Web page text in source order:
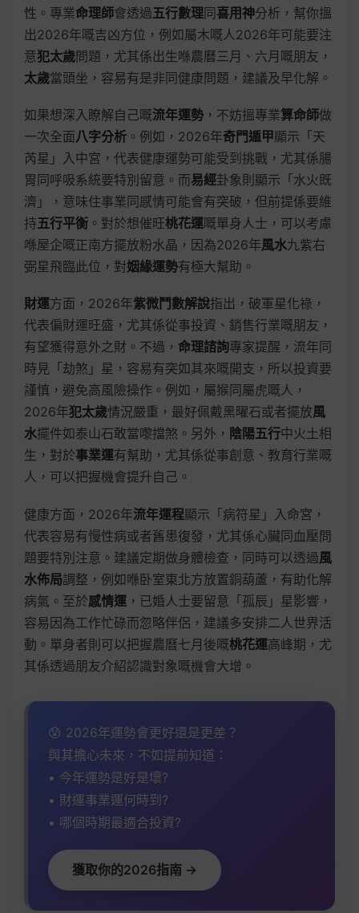
性。專業命理師會透過五行數理同喜用神分析，幫你搵
出2026年嘅吉凶方位，例如屬木嘅人2026年可能要注
意犯太歲問題，尤其係出生喺農曆三月、六月嘅朋友，
太歲當頭坐，容易有是非同健康問題，建議及早化解。
如果想深入瞭解自己嘅流年運勢 ，不妨搵專業算命師做
一次全面八字分析 。例如，2026年奇門遁甲顯示「天
芮星」入中宮，代表健康運勢可能受到挑戰，尤其係腸
胃同呼吸系統要特別留意。而易經卦象則顯示「水火既
濟」，意味住事業同感情可能會有突破，但前提係要維
持五行平衡 。對於想催旺桃花運嘅單身人士，可以考慮
喺屋企嘅正南方擺放粉水晶，因為2026年風水九紫右
弼星飛臨此位，對姻緣運勢有極大幫助。
財運方面，2026年紫微鬥數解說指出，破軍星化祿，
代表偏財運旺盛，尤其係從事投資、銷售行業嘅朋友，
有望獲得意外之財。不過， 命理諮詢專家提醒，流年同
時見「劫煞」星，容易有突如其來嘅開支，所以投資要
謹慎，避免高風險操作。例如，屬猴同屬虎嘅人，
2026年犯太歲情況嚴重，最好佩戴黑曜石或者擺放風
水擺件如泰山石敢當嚟擋煞。另外， 陰陽五行中火土相
生，對於事業運有幫助，尤其係從事創意、教育行業嘅
人，可以把握機會提升自己。
健康方面，2026年流年運程顯示「病符星」入命宮，
代表容易有慢性病或者舊患復發，尤其係心臟同血壓問
題要特別注意。建議定期做身體檢查，同時可以透過風
水佈局調整，例如喺卧室東北方放置銅葫蘆，有助化解
病氣。至於感情運 ，已婚人士要留意「孤辰」星影響，
容易因為工作忙碌而忽略伴侶，建議多安排二人世界活
動。單身者則可以把握農曆七月後嘅桃花運高峰期，尤
其係透過朋友介紹認識對象嘅機會大增。
😰 2026年運勢會更好還是更差？
與其擔心未來，不如提前知道：
• 今年運勢是好是壞?
• 財運事業運何時到?
• 哪個時期最適合投資?
獲取你的2026指南 →